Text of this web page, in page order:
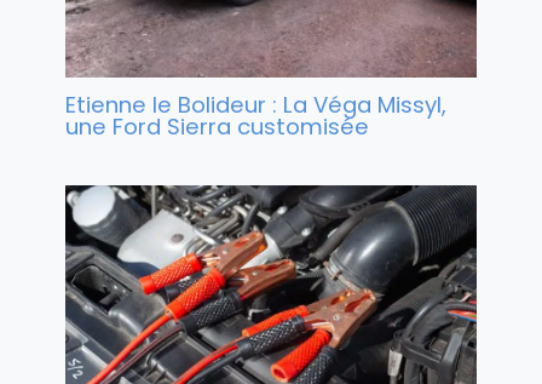
Etienne le Bolideur : La Véga Missyl,
une Ford Sierra customisée